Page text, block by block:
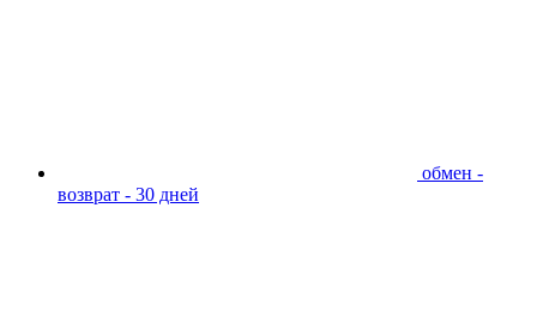
обмен -
возврат - 30 дней